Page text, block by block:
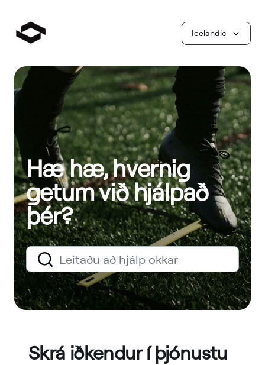
Icelandic
Hæ hæ, hvernig
getum við hjálpað
þér?
Skrá iðkendur í þjónustu